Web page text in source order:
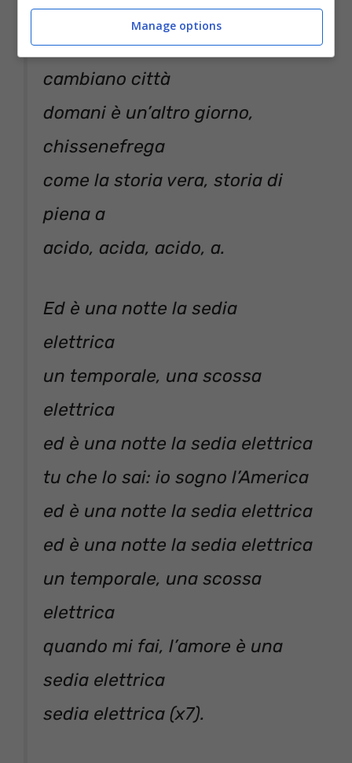
ci riesco
i ragazzi cambiano paese,
cambiano città
domani è un’altro giorno,
chissenefrega
come la storia vera, storia di
piena a
acido, acida, acido, a.
Ed è una notte la sedia
elettrica
un temporale, una scossa
elettrica
ed è una notte la sedia elettrica
tu che lo sai: io sogno l’America
ed è una notte la sedia elettrica
ed è una notte la sedia elettrica
un temporale, una scossa
elettrica
quando mi fai, l’amore è una
sedia elettrica
sedia elettrica (x7).
Manage options